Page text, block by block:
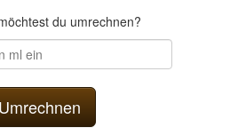
du umrechnen?